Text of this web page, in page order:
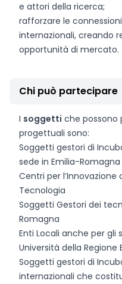
e attori della ricerca;
rafforzare le
internazionali, creando
opportunità di mercato.
Chi può partecipare
I soggetti che possono
progettuali sono:
Soggetti gestori di
sede in Emilia-Romagna
Centri per
Tecnologia
Soggetti Gestori dei
Romagna
Enti Locali anche per gli
Università della Regione
Soggetti gestori di
internazionali che